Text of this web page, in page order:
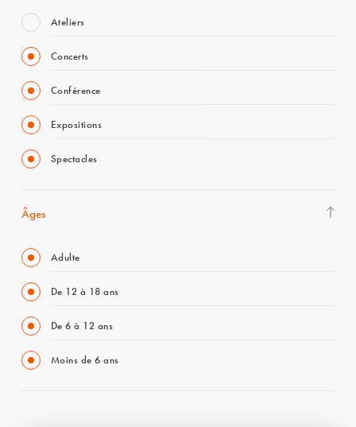
Ateliers
Concerts
Conférence
Expositions
Spectacles
Âges
Adulte
De 12 à 18 ans
De 6 à 12 ans
Moins de 6 ans